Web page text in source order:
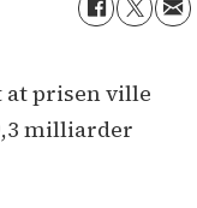
at prisen ville
milliarder